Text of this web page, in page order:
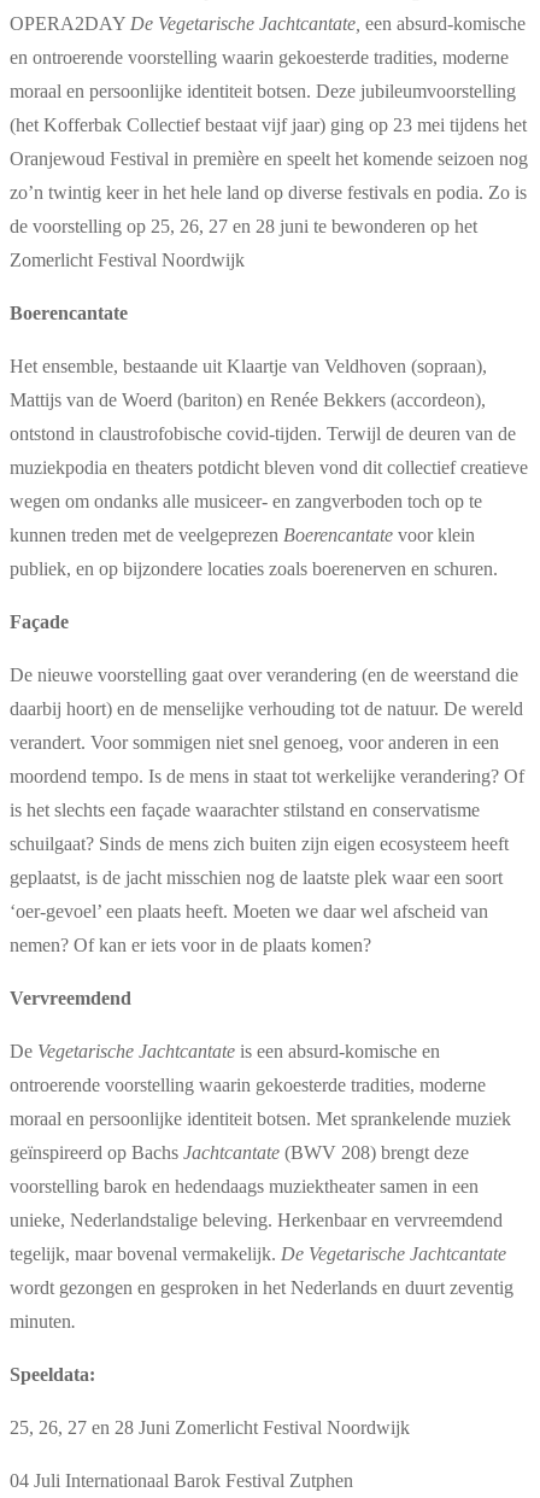
OPERA2DAY De Vegetarische Jachtcantate, een absurd-komische
en ontroerende voorstelling waarin gekoesterde tradities, moderne
moraal en persoonlijke identiteit botsen. Deze jubileumvoorstelling
(het Kofferbak Collectief bestaat vijf jaar) ging op 23 mei tijdens het
Oranjewoud Festival in première en speelt het komende seizoen nog
zo’n twintig keer in het hele land op diverse festivals en podia. Zo is
de voorstelling op 25, 26, 27 en 28 juni te bewonderen op het
Zomerlicht Festival Noordwijk
Boerencantate
Het ensemble, bestaande uit Klaartje van Veldhoven (sopraan),
Mattijs van de Woerd (bariton) en Renée Bekkers (accordeon),
ontstond in claustrofobische covid-tijden. Terwijl de deuren van de
muziekpodia en theaters potdicht bleven vond dit collectief creatieve
wegen om ondanks alle musiceer- en zangverboden toch op te
kunnen treden met de veelgeprezen Boerencantate voor klein
publiek, en op bijzondere locaties zoals boerenerven en schuren.
Façade
De nieuwe voorstelling gaat over verandering (en de weerstand die
daarbij hoort) en de menselijke verhouding tot de natuur. De wereld
verandert. Voor sommigen niet snel genoeg, voor anderen in een
moordend tempo. Is de mens in staat tot werkelijke verandering? Of
is het slechts een façade waarachter stilstand en conservatisme
schuilgaat? Sinds de mens zich buiten zijn eigen ecosysteem heeft
geplaatst, is de jacht misschien nog de laatste plek waar een soort
‘oer-gevoel’ een plaats heeft. Moeten we daar wel afscheid van
nemen? Of kan er iets voor in de plaats komen?
Vervreemdend
De Vegetarische Jachtcantate is een absurd-komische en
ontroerende voorstelling waarin gekoesterde tradities, moderne
moraal en persoonlijke identiteit botsen. Met sprankelende muziek
geïnspireerd op Bachs Jachtcantate (BWV 208) brengt deze
voorstelling barok en hedendaags muziektheater samen in een
unieke, Nederlandstalige beleving. Herkenbaar en vervreemdend
tegelijk, maar bovenal vermakelijk. De Vegetarische Jachtcantate
wordt gezongen en gesproken in het Nederlands en duurt zeventig
minuten.
Speeldata:
25, 26, 27 en 28 Juni Zomerlicht Festival Noordwijk
04 Juli Internationaal Barok Festival Zutphen